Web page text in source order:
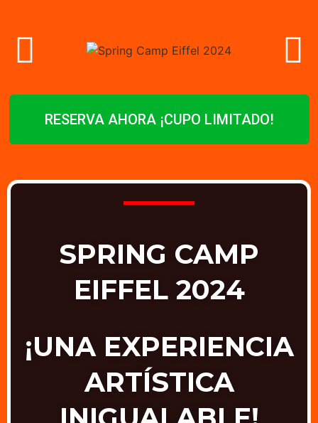
RESERVA AHORA ¡CUPO LIMITADO!
SPRING CAMP
EIFFEL 2024
¡UNA EXPERIENCIA
ARTÍSTICA